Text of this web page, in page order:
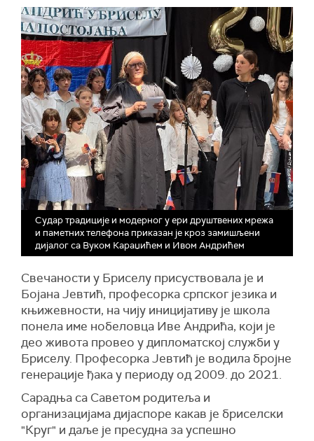
Судар традиције и модерног у ери друштвених мрежа
и паметних телефона приказан је кроз замишљени
дијалог са Вуком Караџићем и Ивом Андрићем
Свечаности у Бриселу присуствовала је и
Бојана Јевтић, професорка српског језика и
књижевности, на чију иницијативу је школа
понела име нобеловца Иве Андрића, који је
део живота провео у дипломатској служби у
Бриселу. Професорка Јевтић је водила бројне
генерације ђака у периоду од 2009. до 2021.
Сарадња са Саветом родитеља и
организацијама дијаспоре какав је бриселски
"Круг" и даље је пресудна за успешно